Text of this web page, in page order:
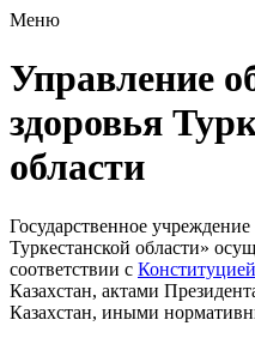
Меню
Управление
здоровья
области
Государственное
Туркестанской области»
соответствии с Конституцией
Казахстан, актами
Казахстан, иными